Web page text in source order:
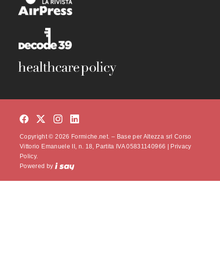
Copyright © 2026 Formiche.net. – Base per Altezza srl Corso
Vittorio Emanuele II, n. 18, Partita IVA 05831140966 | Privacy
Policy.
Powered by